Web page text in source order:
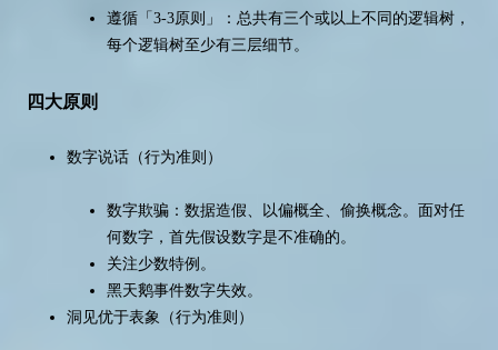
遵循「3-3原则」：总共有三个或以上不同的逻辑树，
每个逻辑树至少有三层细节。
四大原则
数字说话（行为准则）
数字欺骗：数据造假、以偏概全、偷换概念。面对任
何数字，首先假设数字是不准确的。
关注少数特例。
黑天鹅事件数字失效。
洞见优于表象（行为准则）